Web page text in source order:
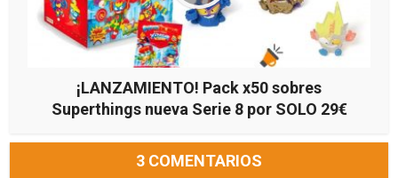
¡LANZAMIENTO! Pack x50 sobres
Superthings nueva Serie 8 por SOLO 29€
3 COMENTARIOS